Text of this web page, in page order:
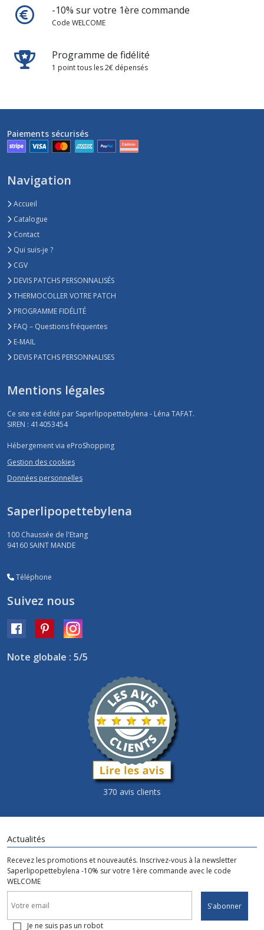
-10% sur votre 1ère commande
Code WELCOME
Programme de fidélité
1 point tous les 2€ dépensés
Paiements sécurisés
Navigation
Accueil
Catalogue
Contact
Qui suis-je ?
CGV
DEVIS PATCHS PERSONNALISÉS
THERMOCOLLER VOTRE PATCH
PROGRAMME FIDÉLITÉ
FAQ – Questions fréquentes
E-MAIL
DEVIS PATCHS PERSONNALISES
Mentions légales
Ce site est édité par Saperlipopettebylena - Léna TAFAT.
SIREN : 414053454
Hébergement via eProShopping
Gestion des cookies
Données personnelles
Saperlipopettebylena
100 Chaussée de l'Etang
94160 SAINT MANDE
Téléphone
Suivez nous
Note globale : 5/5
370 avis clients
Actualités
Recevez les promotions et nouveautés. Inscrivez-vous à la newsletter
Saperlipopettebylena -10% sur votre 1ère commande avec le code
WELCOME
S'abonner
Je ne suis pas un robot